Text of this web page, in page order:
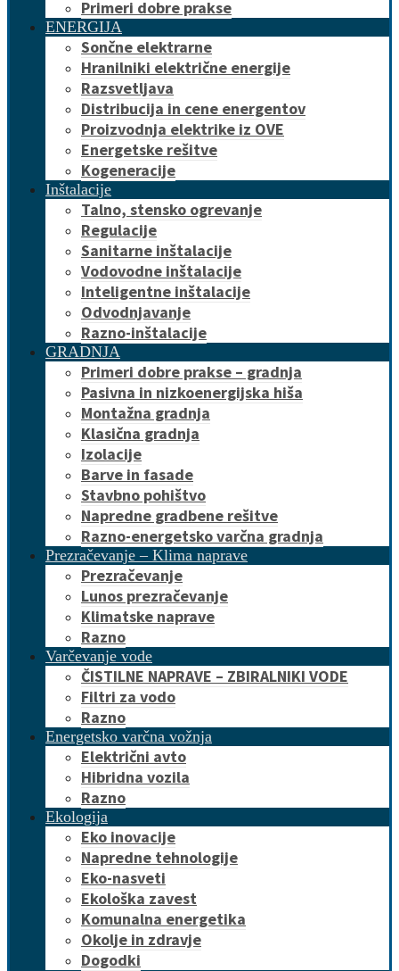
Primeri dobre prakse
ENERGIJA
Sončne elektrarne
Hranilniki električne energije
Razsvetljava
Distribucija in cene energentov
Proizvodnja elektrike iz OVE
Energetske rešitve
Kogeneracije
Inštalacije
Talno, stensko ogrevanje
Regulacije
Sanitarne inštalacije
Vodovodne inštalacije
Inteligentne inštalacije
Odvodnjavanje
Razno-inštalacije
GRADNJA
Primeri dobre prakse – gradnja
Pasivna in nizkoenergijska hiša
Montažna gradnja
Klasična gradnja
Izolacije
Barve in fasade
Stavbno pohištvo
Napredne gradbene rešitve
Razno-energetsko varčna gradnja
Prezračevanje – Klima naprave
Prezračevanje
Lunos prezračevanje
Klimatske naprave
Razno
Varčevanje vode
ČISTILNE NAPRAVE – ZBIRALNIKI VODE
Filtri za vodo
Razno
Energetsko varčna vožnja
Električni avto
Hibridna vozila
Razno
Ekologija
Eko inovacije
Napredne tehnologije
Eko-nasveti
Ekološka zavest
Komunalna energetika
Okolje in zdravje
Dogodki